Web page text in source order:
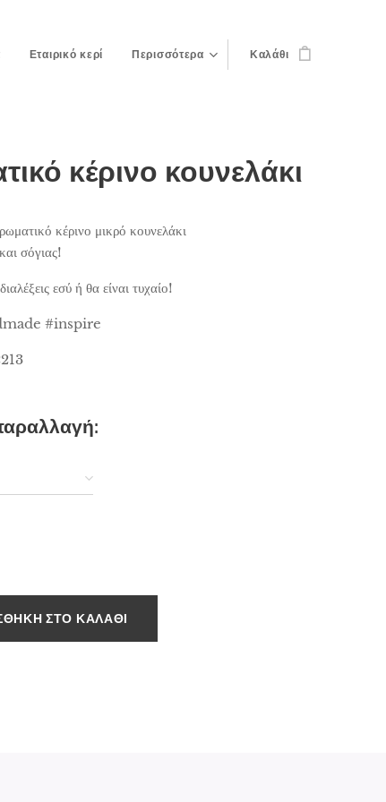
Εταιρικό κερί Περισσότερα Καλάθι
κέρινο κουνελάκι
κέρινο μικρό κουνελάκι
σόγιας!
εσύ ή θα είναι τυχαίο!
#inspire
ΣΤΟ ΚΑΛΆΘΙ